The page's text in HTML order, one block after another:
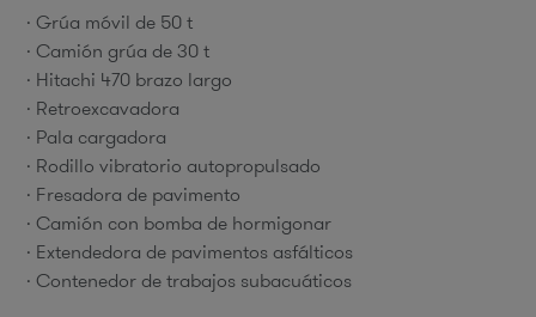
· Grúa móvil de 50 t
· Camión grúa de 30 t
· Hitachi 470 brazo largo
· Retroexcavadora
· Pala cargadora
· Rodillo vibratorio autopropulsado
· Fresadora de pavimento
· Camión con bomba de hormigonar
· Extendedora de pavimentos asfálticos
· Contenedor de trabajos subacuáticos